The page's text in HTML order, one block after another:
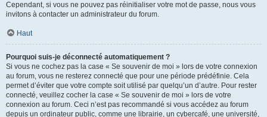
Cependant, si vous ne pouvez pas réinitialiser votre mot de passe, nous vous
invitons à contacter un administrateur du forum.
Haut
Pourquoi suis-je déconnecté automatiquement ?
Si vous ne cochez pas la case « Se souvenir de moi » lors de votre connexion
au forum, vous ne resterez connecté que pour une période prédéfinie. Cela
permet d’éviter que votre compte soit utilisé par quelqu’un d’autre. Pour rester
connecté, veuillez cocher la case « Se souvenir de moi » lors de votre
connexion au forum. Ceci n’est pas recommandé si vous accédez au forum
depuis un ordinateur public, comme une librairie, un cybercafé, une université,